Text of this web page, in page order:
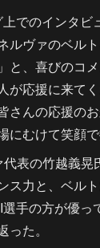
でのインタビ
ルヴァのベル
と、喜びのコ
が応援に来て
さんの応援の
にむけて笑顔で
表の竹越義晃
ス力と、ベル
手の方が優っ
った。